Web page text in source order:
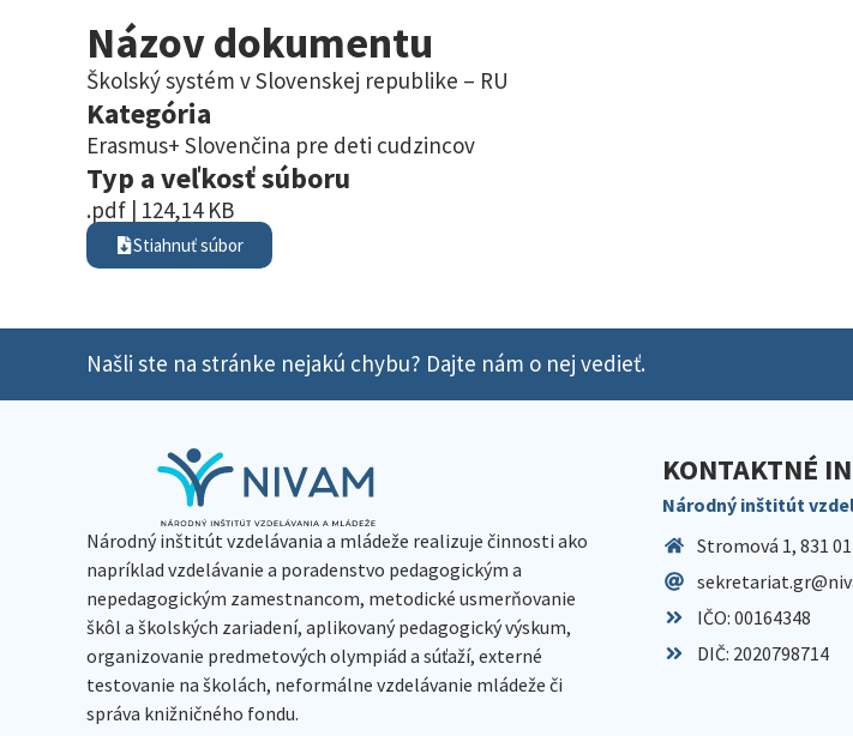
Názov dokumentu
Školský systém v Slovenskej republike – RU
Kategória
Erasmus+ Slovenčina pre deti cudzincov
Typ a veľkosť súboru
.pdf | 124,14 KB
Stiahnuť súbor
Našli ste na stránke nejakú chybu? Dajte nám o nej vedieť.
Národný inštitút vzdelávania a mládeže realizuje činnosti ako
napríklad vzdelávanie a poradenstvo pedagogickým a
nepedagogickým zamestnancom, metodické usmerňovanie
škôl a školských zariadení, aplikovaný pedagogický výskum,
organizovanie predmetových olympiád a súťaží, externé
testovanie na školách, neformálne vzdelávanie mládeže či
správa knižničného fondu.
KONTAKTNÉ
Národný inštitút
Stromová 1, 831
IČO: 00164348
DIČ: 2020798714